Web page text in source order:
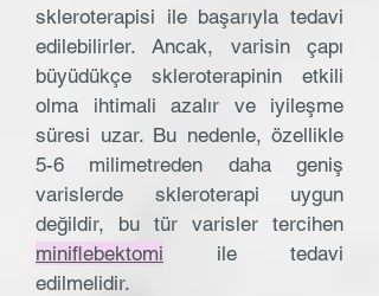
skleroterapisi ile başarıyla tedavi
edilebilirler. Ancak, varisin çapı
büyüdükçe skleroterapinin etkili
olma ihtimali azalır ve iyileşme
süresi uzar. Bu nedenle, özellikle
5-6 milimetreden daha geniş
varislerde skleroterapi uygun
değildir, bu tür varisler tercihen
miniflebektomi ile tedavi
edilmelidir.